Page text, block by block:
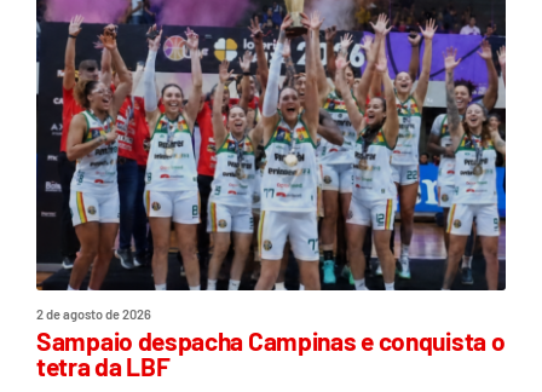
2 de agosto de 2026
Sampaio despacha Campinas e conquista o
tetra da LBF